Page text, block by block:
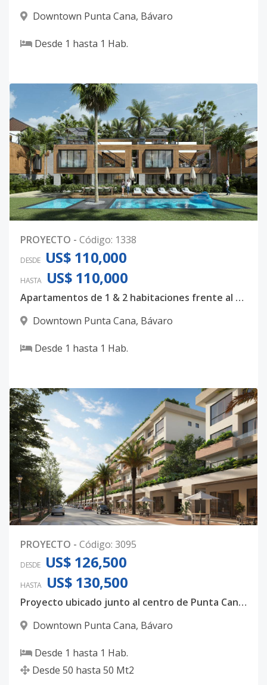
Downtown Punta Cana, Bávaro
Desde 1 hasta 1 Hab.
PROYECTO - Código: 1338
DESDE US$ 110,000
HASTA US$ 110,000
Apartamentos de 1 & 2 habitaciones frente al campo de Golf
Downtown Punta Cana, Bávaro
Desde 1 hasta 1 Hab.
PROYECTO - Código: 3095
DESDE US$ 126,500
HASTA US$ 130,500
Proyecto ubicado junto al centro de Punta Cana. Un lugar dondes disfrutar de un vibrante estilo de vida urbano mientras encuentras tranquilidad en un ambiante relajante.
Downtown Punta Cana, Bávaro
Desde 1 hasta 1 Hab.
Desde 50 hasta 50 Mt2